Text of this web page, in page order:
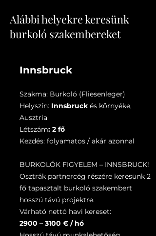
Alábbi helyekre keresünk
burkoló szakembereket
Innsbruck
Szakma: Burkoló (Fliesenleger)
Helyszín: Innsbruck és környéke,
Ausztria
Létszám: 2 fő
Kezdés: folyamatos / akár azonnal
BURKOLÓK FIGYELEM – INNSBRUCK!
Osztrák partnercég részére keresünk 2
fő tapasztalt burkoló szakembert
hosszú távú projektre.
Várható nettó havi kereset:
2900 – 3100 € / hó